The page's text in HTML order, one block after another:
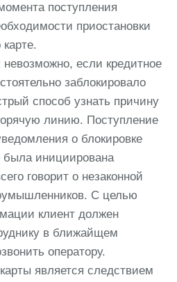
поступления
приостановки
если кредитное
заблокировало
способ узнать причину
линию. Поступление
о блокировке
была инициирована
говорит о незаконной
С целью
клиент должен
в ближайщем
оператору.
является следствием